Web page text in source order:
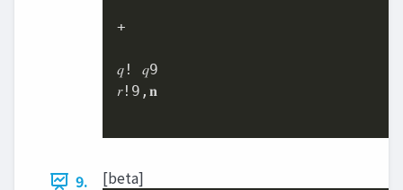
+
𝑞! 𝑞9
𝑟! 9 ,𝐧
9. [beta]